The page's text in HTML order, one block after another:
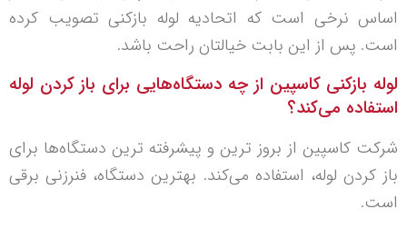
اساس نرخی است که اتحادیه لوله بازکنی تصویب کرده
است. پس از این بابت خیالتان راحت با‌شد.
لوله بازکنی کاسپین از چه دستگاه‌هایی برای باز کردن لوله
استفاده می‌کند؟
شرکت کاسپین از بروز ترین و پیشرفته ترین دستگاه‌ها برای
باز کردن لوله، استفاده می‌کند. بهترین دستگاه، فنرزنی برقی
است.